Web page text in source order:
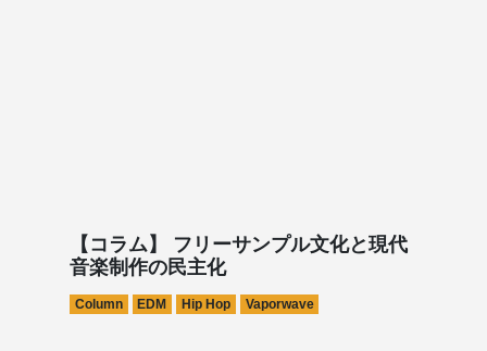
【コラム】 フリーサンプル文化と現代
音楽制作の民主化
Column EDM Hip Hop Vaporwave